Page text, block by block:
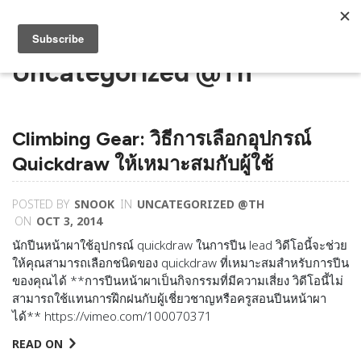
Uncategorized @th
Climbing Gear: วิธีการเลือกอุปกรณ์
Quickdraw ให้เหมาะสมกับผู้ใช้
POSTED BY SNOOK IN UNCATEGORIZED @TH
ON OCT 3, 2014
นักปีนหน้าผาใช้อุปกรณ์ quickdraw ในการปีน lead วิดีโอนี้จะช่วย
ให้คุณสามารถเลือกชนิดของ quickdraw ที่เหมาะสมสำหรับการปีน
ของคุณได้ **การปีนหน้าผาเป็นกิจกรรมที่มีความเสี่ยง วิดีโอนี้ไม่
สามารถใช้แทนการฝึกฝนกับผู้เช­ี่ยวชาญหรือครูสอนปีนหน้าผา
ได้** https://vimeo.com/100070371
READ ON